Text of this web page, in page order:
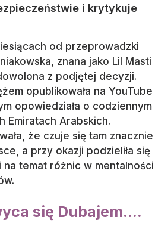
i krytykuje
od przeprowadzki
znana jako Lil Masti
z podjętej decyzji.
opublikowała na YouTube
opowiedziała o codziennym
Emiratach Arabskich.
że czuje się tam znacznie
a przy okazji podzieliła się
na temat różnic w mentalności
się Dubajem....